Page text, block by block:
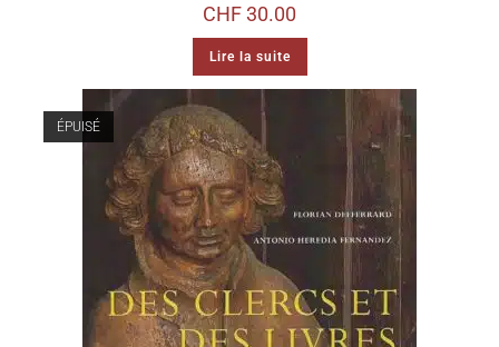
CHF30.00
Lire la suite
ÉPUISÉ